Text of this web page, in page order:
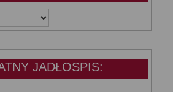
JADŁOSPIS: